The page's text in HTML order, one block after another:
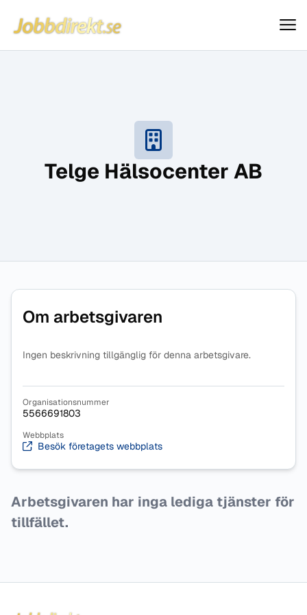
Hoppa till innehåll
Jobbdirekt
Telge Hälsocenter AB
Om arbetsgivaren
Ingen beskrivning tillgänglig för denna arbetsgivare.
Organisationsnummer
5566691803
Webbplats
Besök företagets webbplats
Arbetsgivaren har inga lediga tjänster för
tillfället.